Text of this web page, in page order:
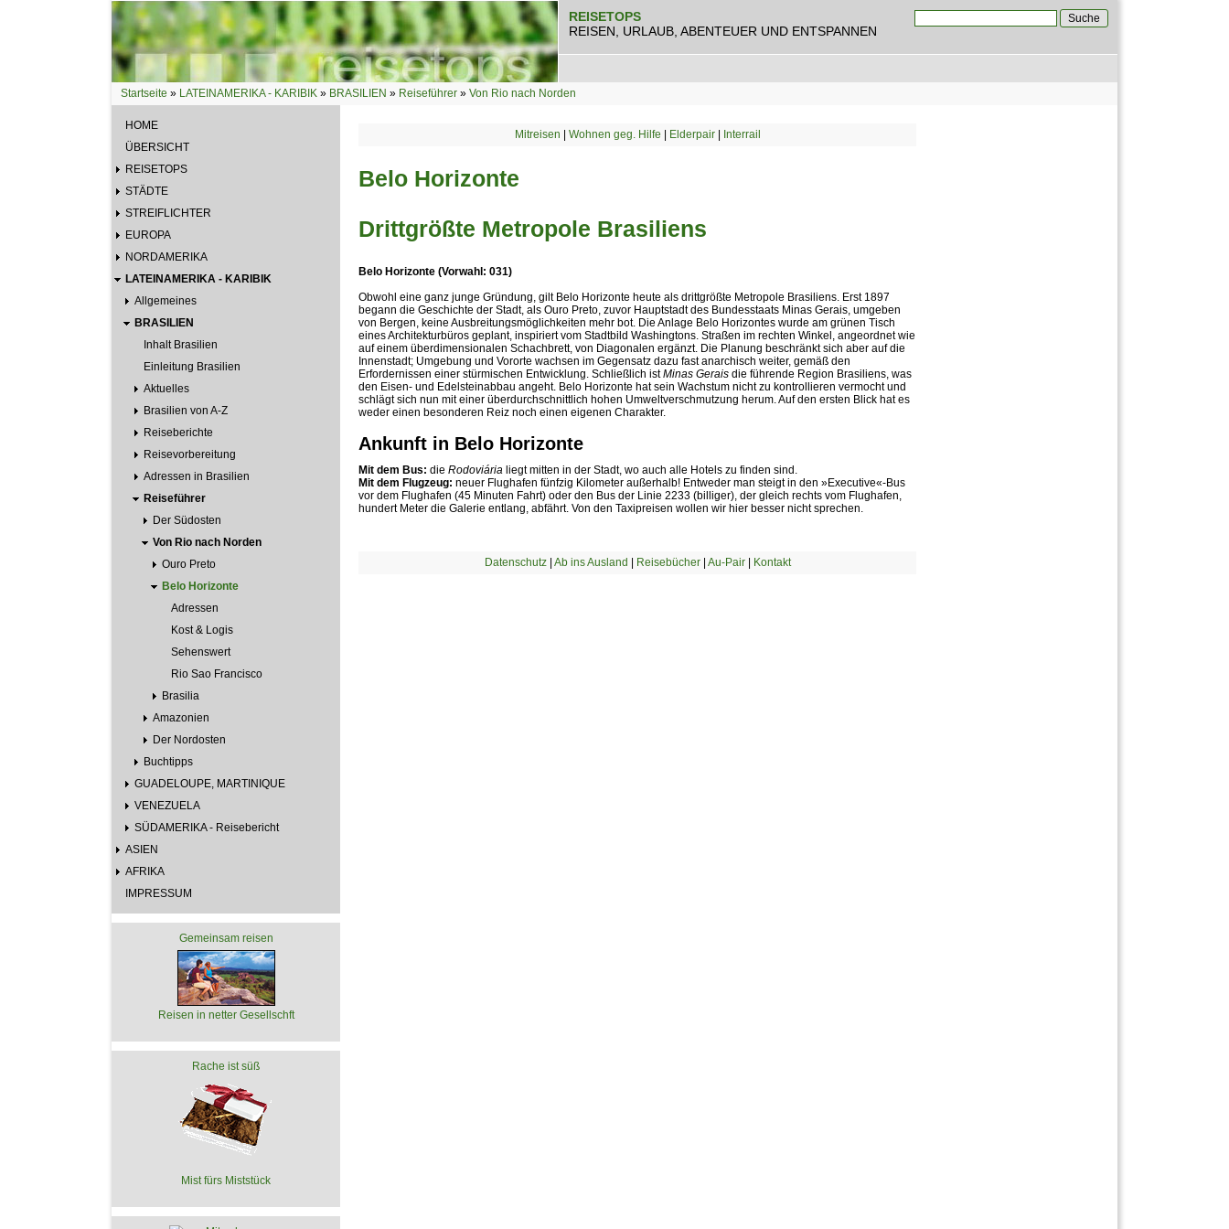
REISETOPS
REISEN, URLAUB, ABENTEUER UND ENTSPANNEN
Sie sind hier
Startseite » LATEINAMERIKA - KARIBIK » BRASILIEN » Reiseführer » Von Rio nach Norden
HOME
ÜBERSICHT
REISETOPS
STÄDTE
STREIFLICHTER
EUROPA
NORDAMERIKA
LATEINAMERIKA - KARIBIK
Allgemeines
BRASILIEN
Inhalt Brasilien
Einleitung Brasilien
Aktuelles
Brasilien von A-Z
Reiseberichte
Reisevorbereitung
Adressen in Brasilien
Reiseführer
Der Südosten
Von Rio nach Norden
Ouro Preto
Belo Horizonte
Adressen
Kost & Logis
Sehenswert
Rio Sao Francisco
Brasilia
Amazonien
Der Nordosten
Buchtipps
GUADELOUPE, MARTINIQUE
VENEZUELA
SÜDAMERIKA - Reisebericht
ASIEN
AFRIKA
IMPRESSUM
Gemeinsam reisen
Reisen in netter Gesellschft
Rache ist süß
Mist fürs Miststück
Mitreisen Wohnen geg. Hilfe Elderpair| Interrail
Belo Horizonte
Drittgrößte Metropole Brasiliens
Belo Horizonte (Vorwahl: 031)
Obwohl eine ganz junge Gründung, gilt Belo Horizonte heute als drittgrößte Metropole Brasiliens. Erst 1897
begann die Geschichte der Stadt, als Ouro Preto, zuvor Hauptstadt des Bundesstaats Minas Gerais, umgeben
von Bergen, keine Ausbreitungsmöglichkeiten mehr bot. Die Anlage Belo Horizontes wurde am grünen Tisch
eines Architekturbüros geplant, inspiriert vom Stadtbild Washingtons. Straßen im rechten Winkel, angeordnet wie
auf einem überdimensionalen Schachbrett, von Diagonalen ergänzt. Die Planung beschränkt sich aber auf die
Innenstadt; Umgebung und Vororte wachsen im Gegensatz dazu fast anarchisch weiter, gemäß den
Erfordernissen einer stürmischen Entwicklung. Schließlich istMinas Gerais die führende Region Brasiliens, was
den Eisen- und Edelsteinabbau angeht. Belo Horizonte hat sein Wachstum nicht zu kontrollieren vermocht und
schlägt sich nun mit einer überdurchschnittlich hohen Umweltverschmutzung herum. Auf den ersten Blick hat es
weder einen besonderen Reiz noch einen eigenen Charakter.
Ankunft in Belo Horizonte
Mit dem Bus: die Rodoviária liegt mitten in der Stadt, wo auch alle Hotels zu finden sind.
Mit dem Flugzeug: neuer Flughafen fünfzig Kilometer außerhalb! Entweder man steigt in den »Executive«-Bus
vor dem Flughafen (45 Minuten Fahrt) oder den Bus der Linie 2233 (billiger), der gleich rechts vom Flughafen,
hundert Meter die Galerie entlang, abfährt. Von den Taxipreisen wollen wir hier besser nicht sprechen.
Datenschutz| Ab ins Ausland Reisebücher| Au-Pair| Kontakt